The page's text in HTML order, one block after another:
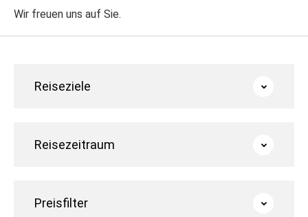
Wir freuen uns auf Sie.
Reiseziele
Reisezeitraum
Preisfilter